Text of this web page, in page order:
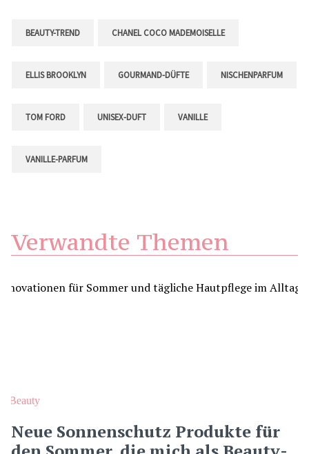
BEAUTY-TREND CHANEL COCO MADEMOISELLE
ELLIS BROOKLYN GOURMAND-DÜFTE NISCHENPARFUM
TOM FORD UNISEX-DUFT VANILLE
VANILLE-PARFUM
Verwandte Themen
Beauty
Neue Sonnenschutz Produkte für